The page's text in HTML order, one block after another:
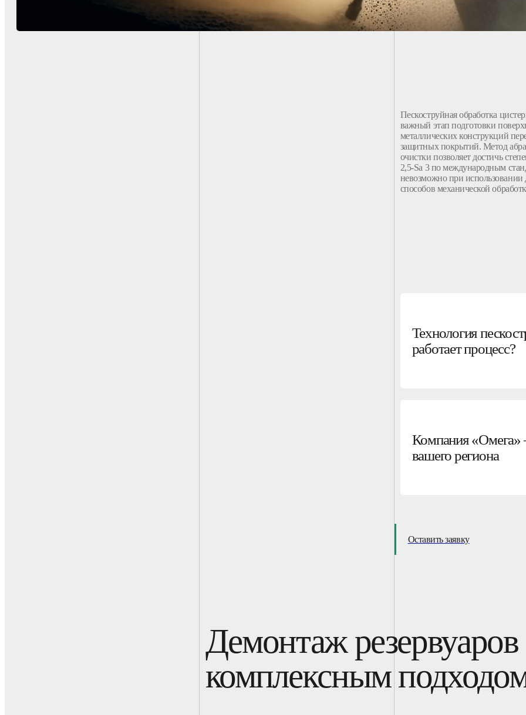
Пескоструйная обработка
важный этапподготовки
металлических конструкций
защитных покрытий. Метод
очистки позволяетдостичь
2,5-Sa 3 по международным
невозможно при использовании
способов механической
Технология
работает процесс?
Компания «Омега»
вашего региона
Оставить заявку
Демонтаж резервуаров
комплексным